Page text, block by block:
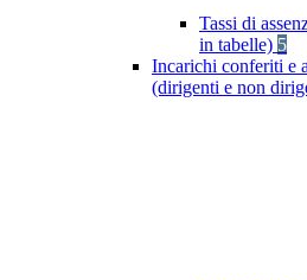
Tassi di
in tabelle) 5
Incarichi conferiti e
(dirigenti e non